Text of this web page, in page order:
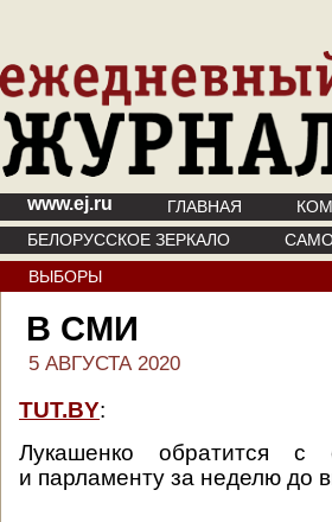
www.ej.ru ГЛАВНАЯ
БЕЛОРУССКОЕ ЗЕРКАЛО
ВЫБОРЫ
В СМИ
5 АВГУСТА 2020
TUT.BY:
Лукашенко обратится
и парламенту за неделю до